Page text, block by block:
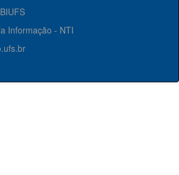
Informação - NTI